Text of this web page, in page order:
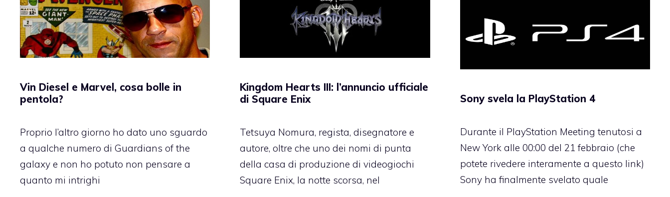
Vin Diesel e Marvel, cosa bolle in
pentola?
Proprio l’altro giorno ho dato uno sguardo
a qualche numero di Guardians of the
galaxy e non ho potuto non pensare a
quanto mi intrighi
Kingdom Hearts III: l’annuncio ufficiale
di Square Enix
Tetsuya Nomura, regista, disegnatore e
autore, oltre che uno dei nomi di punta
della casa di produzione di videogiochi
Square Enix, la notte scorsa, nel
Sony svela la PlayStation 4
Durante il PlayStation Meeting tenutosi a
New York alle 00:00 del 21 febbraio (che
potete rivedere interamente a questo link)
Sony ha finalmente svelato quale